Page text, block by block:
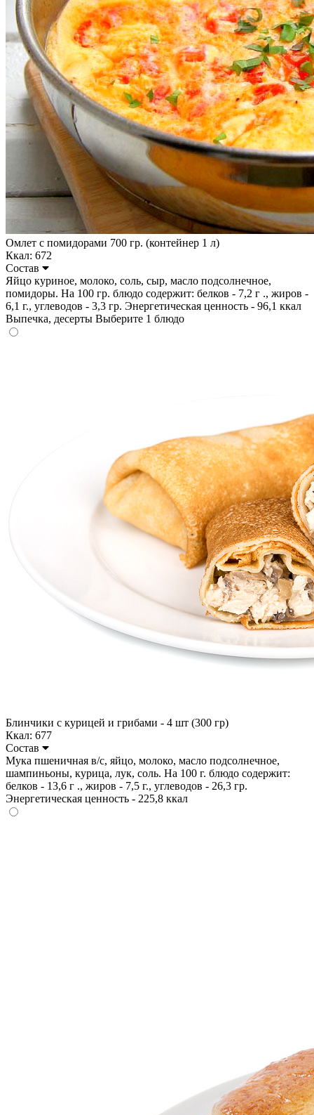
Омлет с помидорами 700 гр. (контейнер 1 л)
Ккал: 672
Состав
Яйцо куриное, молоко, соль, сыр, масло подсолнечное,
помидоры. На 100 гр. блюдо содержит: белков - 7,2 г ., жиров -
6,1 г., углеводов - 3,3 гр. Энергетическая ценность - 96,1 ккал
Выпечка, десерты Выберите 1 блюдо
Блинчики с курицей и грибами - 4 шт (300 гр)
Ккал: 677
Состав
Мука пшеничная в/с, яйцо, молоко, масло подсолнечное,
шампиньоны, курица, лук, соль. На 100 г. блюдо содержит:
белков - 13,6 г ., жиров - 7,5 г., углеводов - 26,3 гр.
Энергетическая ценность - 225,8 ккал